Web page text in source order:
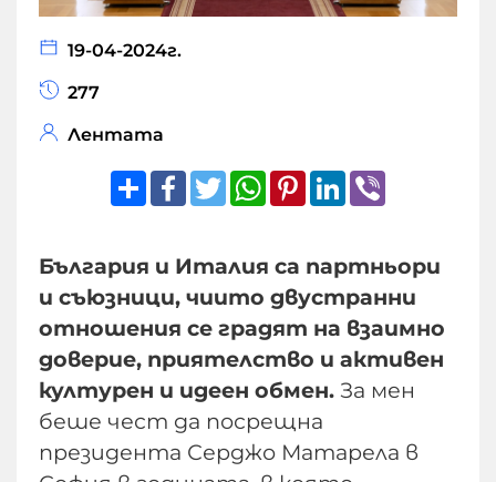
19-04-2024г.
277
Лентата
ShareFacebook
TwitterWhatsApp
Pinterest
LinkedIn
България и Италия са партньори
и съюзници, чиито двустранни
отношения се градят на взаимно
доверие, приятелство и активен
културен и идеен обмен. За мен
беше чест да посрещна
президента Серджо Матарела в